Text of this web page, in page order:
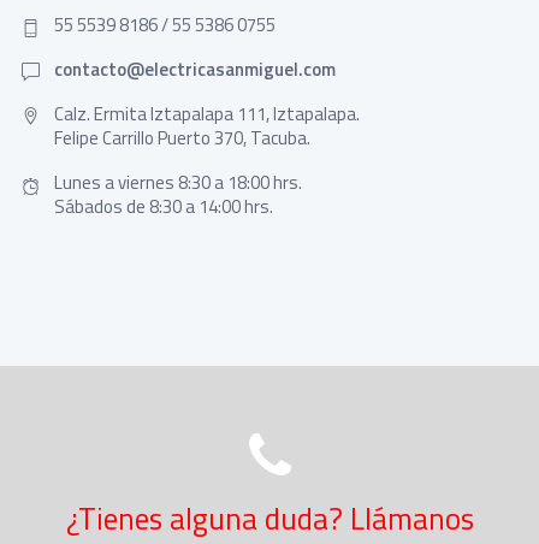
55 5539 8186 / 55 5386 0755
contacto@electricasanmiguel.com
Calz. Ermita Iztapalapa 111, Iztapalapa.
Felipe Carrillo Puerto 370, Tacuba.
Lunes a viernes 8:30 a 18:00 hrs.
Sábados de 8:30 a 14:00 hrs.
¿Tienes alguna duda? Llámanos